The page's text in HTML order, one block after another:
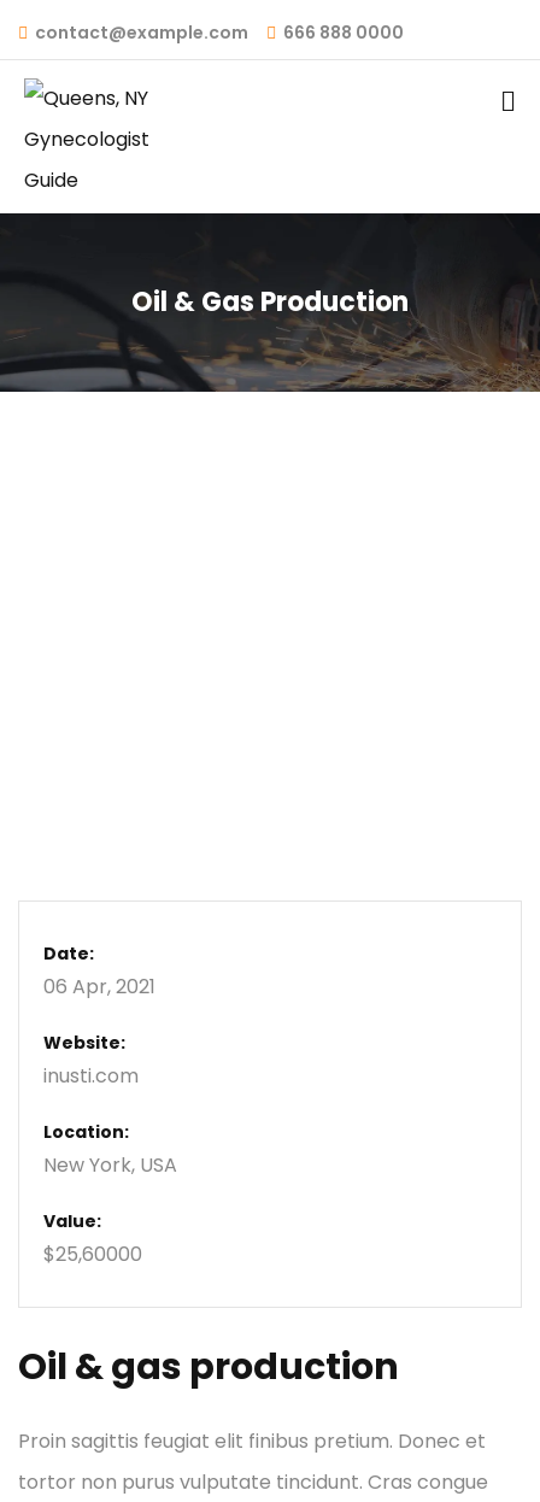
contact@example.com 666 888 0000
Oil & Gas Production
Date:
06 Apr, 2021
Website:
inusti.com
Location:
New York, USA
Value:
$25,60000
Oil & gas production
Proin sagittis feugiat elit finibus pretium. Donec et
tortor non purus vulputate tincidunt. Cras congue